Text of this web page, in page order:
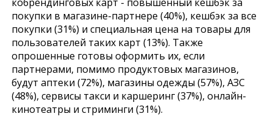
покупки в магазине-партнере (40%), кешбэк за все
покупки (31%) и специальная цена на товары для
пользователей таких карт (13%). Также
опрошенные готовы оформить их, если
партнерами, помимо продуктовых магазинов,
будут аптеки (72%), магазины одежды (57%), АЗС
(48%), сервисы такси и каршеринг (37%), онлайн-
кинотеатры и стриминги (31%).